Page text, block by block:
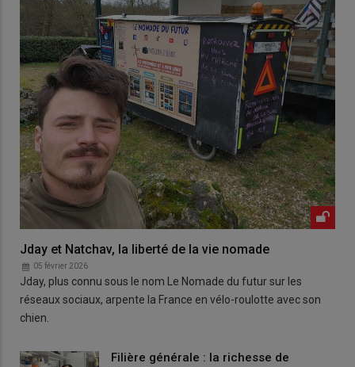
Jday et Natchav, la liberté de la vie nomade
05 février 2026
Jday, plus connu sous le nom Le Nomade du futur sur les
réseaux sociaux, arpente la France en vélo-roulotte avec son
chien.
Filière générale : la richesse de